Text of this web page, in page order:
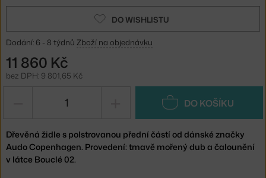
DO WISHLISTU
Dodání: 6 - 8 týdnů Zboží na objednávku
11 860 Kč
bez DPH: 9 801,65 Kč
DO KOŠÍKU
Dřevěná židle s polstrovanou přední částí od dánské značky
Audo Copenhagen. Provedení: tmavě mořený dub a čalounění
v látce Bouclé 02.